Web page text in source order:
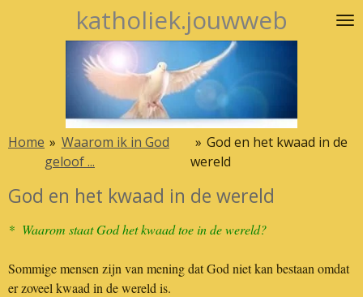
katholiek.jouwweb
Home » Waarom ik in God
geloof ...
» God en het kwaad in de
wereld
God en het kwaad in de wereld
* Waarom staat God het kwaad toe in de wereld?
Sommige mensen zijn van mening dat God niet kan bestaan omdat
er zoveel kwaad in de wereld is.